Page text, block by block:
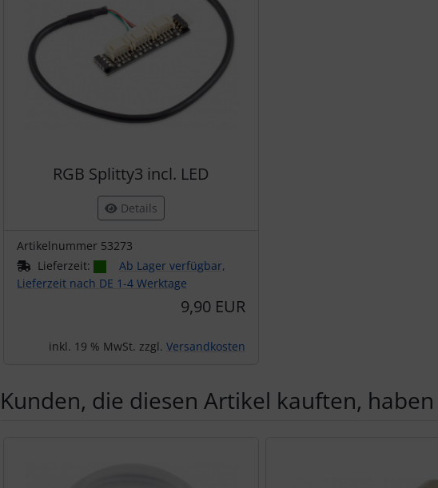
RGB Splitty3 incl. LED
Details
Artikelnummer 53273
Lieferzeit:
Ab Lager verfügbar,
Lieferzeit nach DE 1-4 Werktage
9,90 EUR
inkl. 19 % MwSt. zzgl. Versandkosten
Kunden, die diesen Artikel kauften,